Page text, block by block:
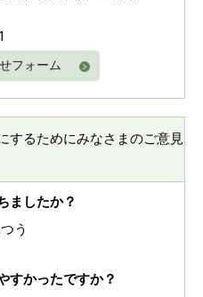
フォーム
するためにみなさまのご意見
ましたか？
う
すかったですか？